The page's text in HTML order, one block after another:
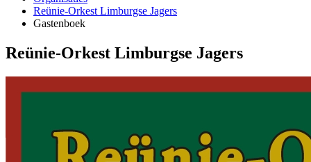
Reünie-Orkest Limburgse Jagers
Gastenboek
Reünie-Orkest Limburgse Jagers